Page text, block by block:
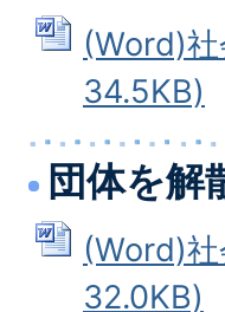
(Word)
34.5KB)
団体を解
(Word)
32.0KB)